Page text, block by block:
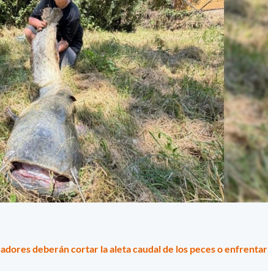
deberán cortar la aleta caudal de los peces o enfrentar